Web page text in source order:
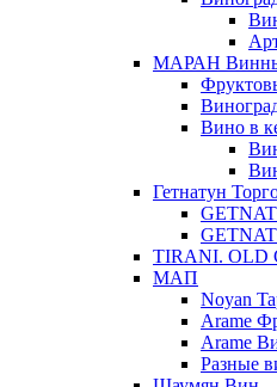
МАРАН
Вино в
Гетнатун
TIRANI. OLD
МАП
Noyan
Arame
Arame
Разные